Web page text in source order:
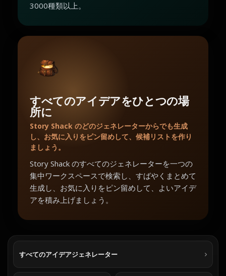
3000種類以上。
すべてのアイデアをひとつの場
所に
Story Shack のどのジェネレーターからでも生成
し、お気に入りをピン留めして、候補リストを作り
ましょう。
Story Shack のすべてのジェネレーターを一つの
集中ワークスペースで検索し、すばやくまとめて
生成し、お気に入りをピン留めして、よいアイデ
アを積み上げましょう。
すべてのアイデアジェネレーター